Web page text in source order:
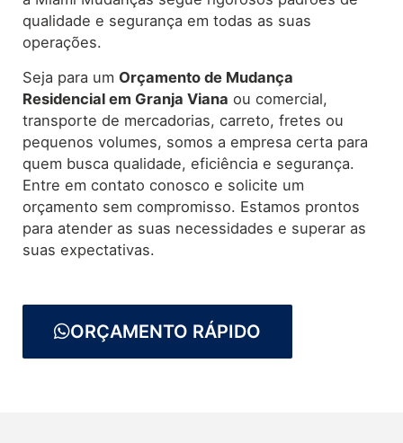
qualidade e segurança em todas as suas
operações.
Seja para um Orçamento de Mudança
Residencial em Granja Viana ou comercial,
transporte de mercadorias, carreto, fretes ou
pequenos volumes, somos a empresa certa para
quem busca qualidade, eficiência e segurança.
Entre em contato conosco e solicite um
orçamento sem compromisso. Estamos prontos
para atender as suas necessidades e superar as
suas expectativas.
ORÇAMENTO RÁPIDO